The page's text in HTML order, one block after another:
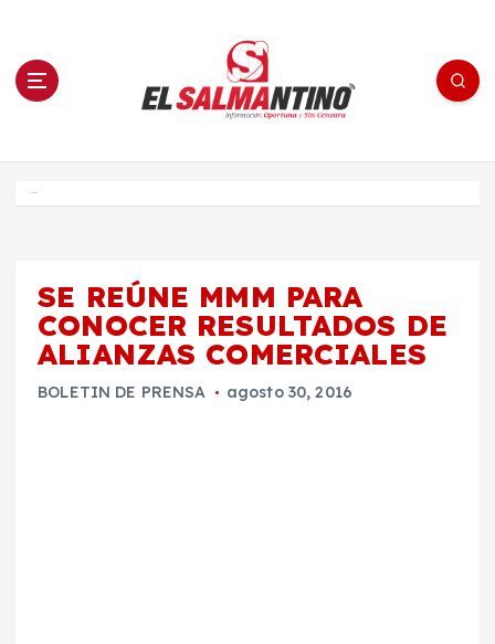
n El Salmantino - medios/noticias/editorial
SE REÚNE MMM PARA
CONOCER RESULTADOS DE
ALIANZAS COMERCIALES
BOLETIN DE PRENSA agosto 30, 2016